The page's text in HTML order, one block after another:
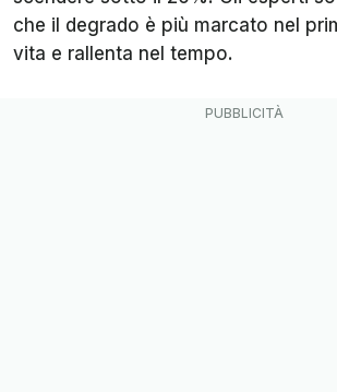
che il degrado è più marcato nel
vita e rallenta nel tempo.